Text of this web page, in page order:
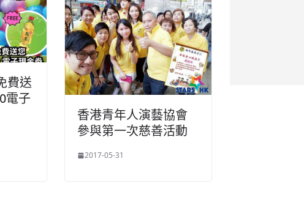
費送
電子
香港青年人演藝協會
參與第一次慈善活動
2017-05-31